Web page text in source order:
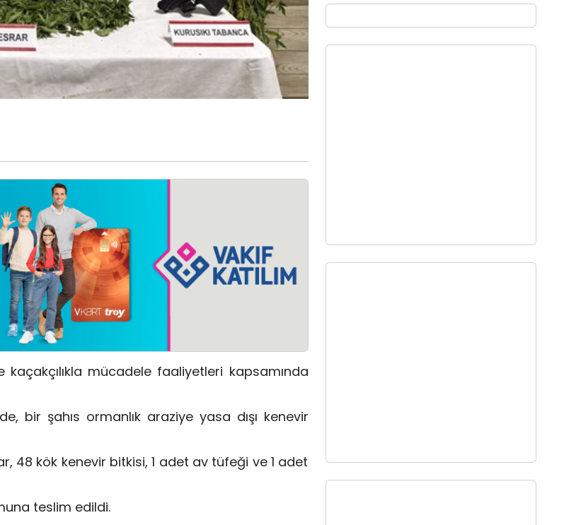
mücadele faaliyetleri kapsamında
bir şahıs ormanlık araziye yasa dışı kenevir
48 kök kenevir bitkisi, 1 adet av tüfeği ve 1 adet
teslim edildi.